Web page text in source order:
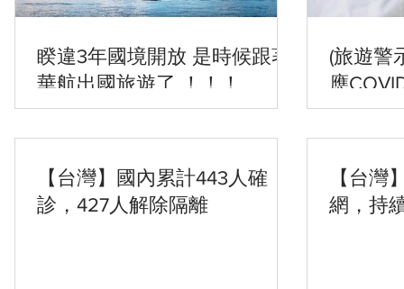
睽違3年國境開放 是時候跟著
華航出國旅遊了 ！！！
(旅遊警
應
施，外
隨時注
【台灣】國內累計443人確
診，427人解除隔離
【台灣
網，持